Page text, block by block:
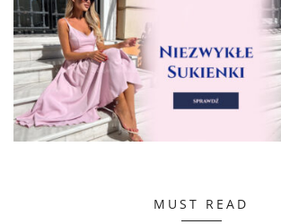
MUST READ